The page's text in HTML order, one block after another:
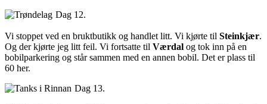
Dag 12.
Vi stoppet ved en bruktbutikk og handlet litt. Vi kjørte til Steinkjær.
Og der kjørte jeg litt feil. Vi fortsatte til Værdal og tok inn på en
bobilparkering og står sammen med en annen bobil. Det er plass til
60 her.
Dag 13.